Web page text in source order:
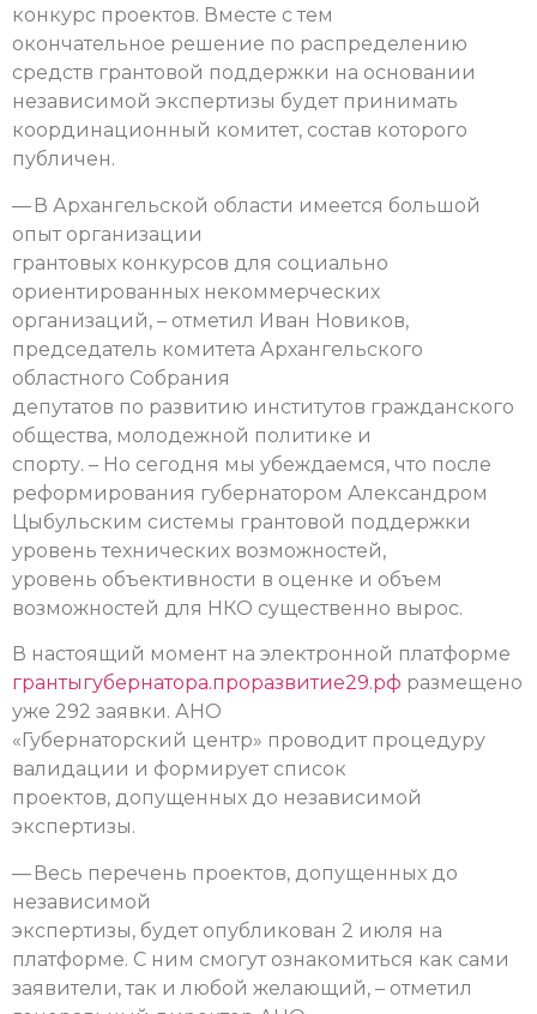
конкурс проектов. Вместе с тем
окончательное решение по распределению
средств грантовой поддержки на основании
независимой экспертизы будет принимать
координационный комитет, состав которого
публичен.
— В Архангельской области имеется большой
опыт организации
грантовых конкурсов для социально
ориентированных некоммерческих
организаций, – отметил Иван Новиков,
председатель комитета Архангельского
областного Собрания
депутатов по развитию институтов гражданского
общества, молодежной политике и
спорту. – Но сегодня мы убеждаемся, что после
реформирования губернатором Александром
Цыбульским системы грантовой поддержки
уровень технических возможностей,
уровень объективности в оценке и объем
возможностей для НКО существенно вырос.
В настоящий момент на электронной платформе
грантыгубернатора.проразвитие29.рф размещено
уже 292 заявки. АНО
«Губернаторский центр» проводит процедуру
валидации и формирует список
проектов, допущенных до независимой
экспертизы.
— Весь перечень проектов, допущенных до
независимой
экспертизы, будет опубликован 2 июля на
платформе. С ним смогут ознакомиться как сами
заявители, так и любой желающий, – отметил